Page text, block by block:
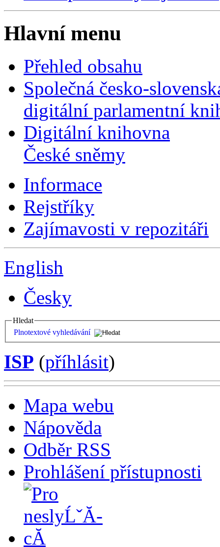
Hlavní menu
Přehled obsahu
Společná česko-
digitální parlamentní
Digitální knihovna
České sněmy
Informace
Rejstříky
Zajímavosti v repozitáři
English
Česky
Hledat
Plnotextové vyhledávání
ISP (příhlásit)
Mapa webu
Nápověda
Odběr RSS
Prohlášení přístupnosti